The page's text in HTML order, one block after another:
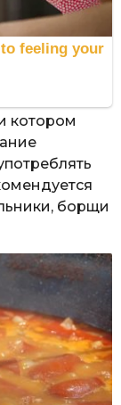
котором
борщи